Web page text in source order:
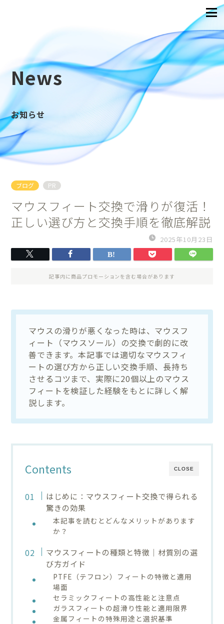
News
お知らせ
ブログ PR
マウスフィート交換で滑りが復活！
正しい選び方と交換手順を徹底解説
2025年10月23日
記事内に商品プロモーションを含む場合があります
マウスの滑りが悪くなった時は、マウスフ
ィート（マウスソール）の交換で劇的に改
善できます。本記事では適切なマウスフィ
ートの選び方から正しい交換手順、長持ち
させるコツまで、実際に20個以上のマウス
フィートを検証した経験をもとに詳しく解
説します。
CLOSE
Contents
はじめに：マウスフィート交換で得られる
驚きの効果
本記事を読むとどんなメリットがあります
か？
マウスフィートの種類と特徴｜材質別の選
び方ガイド
PTFE（テフロン）フィートの特徴と適用
場面
セラミックフィートの高性能と注意点
ガラスフィートの超滑り性能と適用限界
金属フィートの特殊用途と選択基準